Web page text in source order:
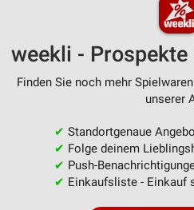
weekli - Prospekte
Finden Sie noch mehr
unserer
✔ Standortgenaue
✔ Folge deinem
✔ Push-
✔ Einkaufsliste - Einkauf